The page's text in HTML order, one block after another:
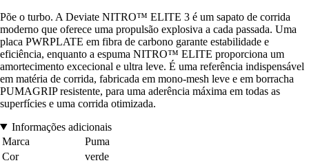
Põe o turbo. A Deviate NITRO™ ELITE 3 é um sapato de corrida
moderno que oferece uma propulsão explosiva a cada passada. Uma
placa PWRPLATE em fibra de carbono garante estabilidade e
eficiência, enquanto a espuma NITRO™ ELITE proporciona um
amortecimento excecional e ultra leve. É uma referência indispensável
em matéria de corrida, fabricada em mono-mesh leve e em borracha
PUMAGRIP resistente, para uma aderência máxima em todas as
superfícies e uma corrida otimizada.
Informações adicionais
Marca
Puma
Cor
verde